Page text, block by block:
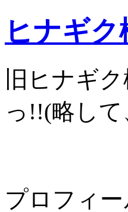
ヒナギ
旧ヒナギ
っ!!(略し
プロフィ